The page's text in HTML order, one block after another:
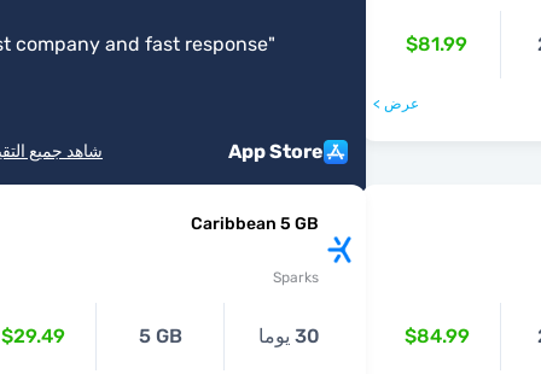
$81.99
عرض >
company and fast response"
App Store شاهد جميع
$84.99
Caribbean 5 GB
Sparks
30 يوما 5 GB
$29.49